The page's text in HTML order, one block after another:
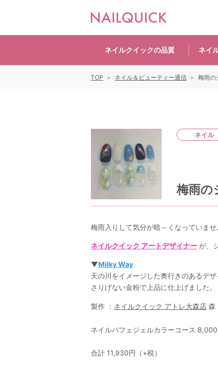
ネイルクイックの品質 ネイ
ネイル
梅雨の
梅雨入りして気分が暗～くなっていませ
ネイルクイック アートデザイナー が、
▼Milky Way
天の川をイメージした奥行きのあるデザ
さりげない金粉で上品に仕上げました。
製作 ： ネイルクイック アトレ大森店 森
ネイルパフェジェルカラーコース
合計 11,930円（+税）
TOP ネイル＆ビューティー通信 梅雨の